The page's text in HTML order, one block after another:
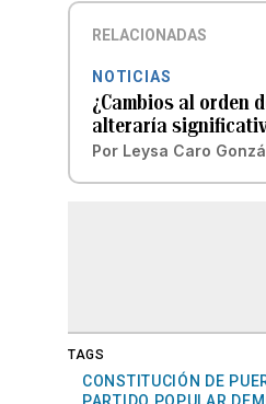
RELACIONADAS
NOTICIAS
¿Cambios al orden
alteraría
Por Leysa Caro
TAGS
CONSTITUCIÓN DE